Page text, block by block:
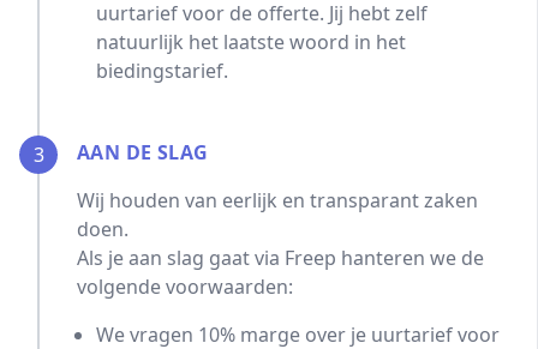
uurtarief voor de offerte. Jij hebt zelf
natuurlijk het laatste woord in het
biedingstarief.
3
AAN DE SLAG
Wij houden van eerlijk en transparant zaken
doen.
Als je aan slag gaat via Freep hanteren we de
volgende voorwaarden:
We vragen 10% marge over je uurtarief voor